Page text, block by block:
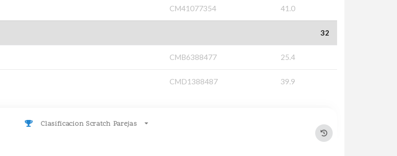
CM41077354 41.0
32
CMB6388477 25.4
CMD1388487 39.9
Clasificacion Scratch Parejas